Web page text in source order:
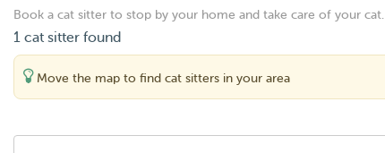
Book a cat sitter to stop by your home and take care of your cat.
1 cat sitter found
Move the map to find cat sitters in your area